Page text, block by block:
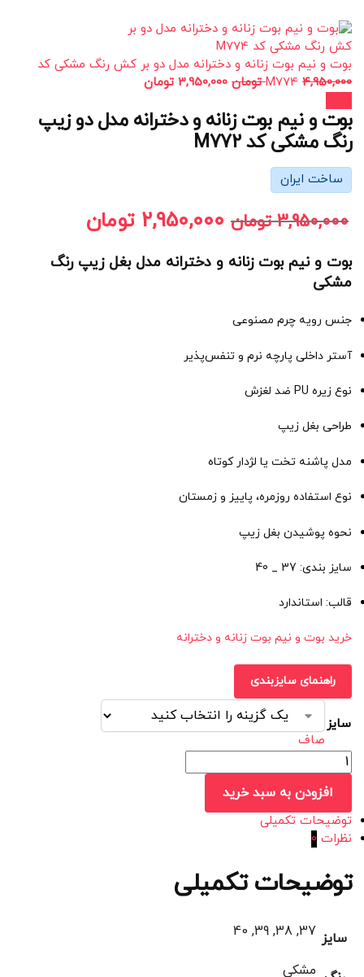
بوت و نیم بوت زنانه و دخترانه مدل دو بر کش رنگ مشکی کد
M774 4,950,000 تومان 3,950,000 تومان
بوت و نیم بوت زنانه و دخترانه مدل دو زیپ
رنگ مشکی کد M772
ساخت ایران
3,950,000 تومان 2,950,000 تومان
بوت و نیم بوت زنانه و دخترانه مدل بغل زیپ رنگ
مشکی
جنس رویه چرم مصنوعی
آستر داخلی پارچه نرم و تنفس‌پذیر
نوع زیره PU ضد لغزش
طراحی بغل زیپ
مدل پاشنه تخت یا لژدار کوتاه
نوع استفاده روزمره، پاییز و زمستان
نحوه پوشیدن بغل زیپ
سایز بندی: 37 _ 40
قالب: استاندارد
خرید بوت و نیم بوت زنانه و دخترانه
راهنمای سایزبندی
سایز
صاف
افزودن به سبد خرید
توضیحات تکمیلی
نظرات 0
توضیحات تکمیلی
سایز 37, 38, 39, 40
مشکی